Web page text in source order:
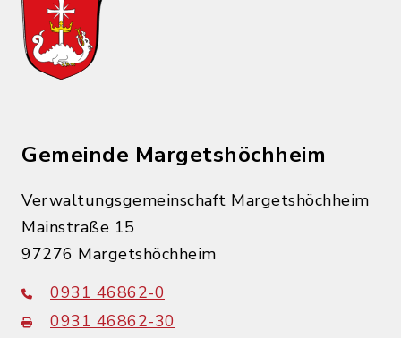
Gemeinde Margetshöchheim
Verwaltungsgemeinschaft Margetshöchheim
Mainstraße 15
97276 Margetshöchheim
0931 46862-0
0931 46862-30